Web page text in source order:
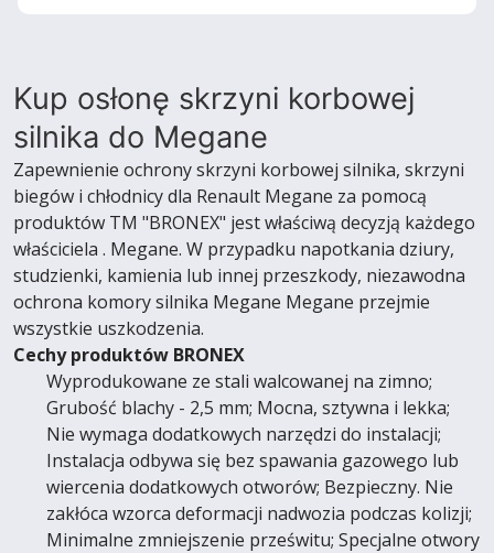
Kup osłonę skrzyni korbowej
silnika do Megane
Zapewnienie ochrony skrzyni korbowej silnika, skrzyni
biegów i chłodnicy dla Renault Megane za pomocą
produktów TM "BRONEX" jest właściwą decyzją każdego
właściciela . Megane. W przypadku napotkania dziury,
studzienki, kamienia lub innej przeszkody, niezawodna
ochrona komory silnika Megane Megane przejmie
wszystkie uszkodzenia.
Cechy produktów BRONEX
Wyprodukowane ze stali walcowanej na zimno;
Grubość blachy - 2,5 mm; Mocna, sztywna i lekka;
Nie wymaga dodatkowych narzędzi do instalacji;
Instalacja odbywa się bez spawania gazowego lub
wiercenia dodatkowych otworów; Bezpieczny. Nie
zakłóca wzorca deformacji nadwozia podczas kolizji;
Minimalne zmniejszenie prześwitu; Specjalne otwory